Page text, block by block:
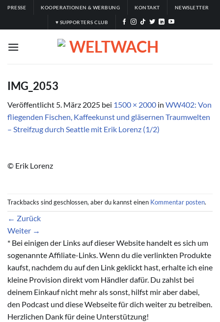
Zum
springen
PRESSE KOOPERATIONEN & WERBUNG KONTAKT NEWSLETTER
♥ SUPPORTERS CLUB
IMG_2053
Veröffentlicht 5. März 2025 bei 1500 × 2000 in WW402: Von
fliegenden Fischen, Kaffeekunst und gläsernen Traumwelten
– Streifzug durch Seattle mit Erik Lorenz (1/2)
© Erik Lorenz
Trackbacks sind geschlossen, aber du kannst einen Kommentar posten.
← Zurück
Weiter →
* Bei einigen der Links auf dieser Website handelt es sich um
sogenannte Affiliate-Links. Wenn du die verlinkten Produkte
kaufst, nachdem du auf den Link geklickt hast, erhalte ich eine
kleine Provision direkt vom Händler dafür. Du zahlst bei
deinem Einkauf nicht mehr als sonst, hilfst mir aber dabei,
den Podcast und diese Webseite für dich weiter zu betreiben.
Herzlichen Dank für deine Unterstützung!